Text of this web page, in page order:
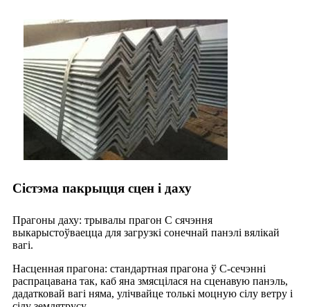
Сістэма пакрыцця сцен і даху
Прагоны даху: трывалы прагон С сячэння
выкарыстоўваецца для загрузкі сонечнай панэлі вялікай
вагі.
Насценная прагона: стандартная прагона ў С-сечэнні
распрацавана так, каб яна змясцілася на сценавую панэль,
дадатковай вагі няма, улічвайце толькі моцную сілу ветру і